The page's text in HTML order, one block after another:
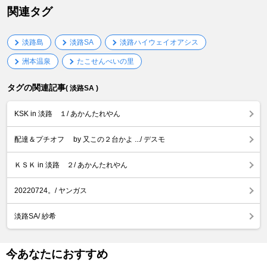
関連タグ
淡路島 淡路SA 淡路ハイウェイオアシス
洲本温泉 たこせんべいの里
タグの関連記事( 淡路SA )
KSK in 淡路 １/ あかんたれやん
配達＆プチオフ by 又この２台かよ .../ デスモ
ＫＳＫ in 淡路 ２/ あかんたれやん
20220724。/ ヤンガス
淡路SA/ 紗希
今あなたにおすすめ